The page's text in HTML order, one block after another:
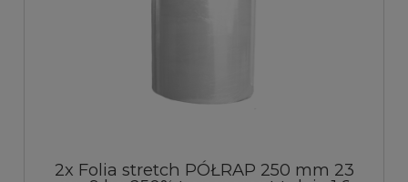
2x Folia stretch PÓŁRAP 250 mm 23